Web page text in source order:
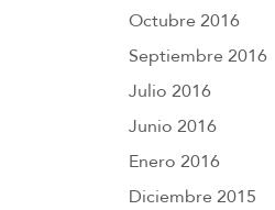
Octubre 2016
Septiembre 2016
Julio 2016
Junio 2016
Enero 2016
Diciembre 2015